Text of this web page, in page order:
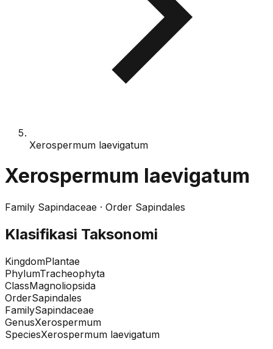
Xerospermum laevigatum
Xerospermum laevigatum
Family Sapindaceae · Order Sapindales
Klasifikasi Taksonomi
KingdomPlantae
PhylumTracheophyta
ClassMagnoliopsida
OrderSapindales
FamilySapindaceae
GenusXerospermum
SpeciesXerospermum laevigatum